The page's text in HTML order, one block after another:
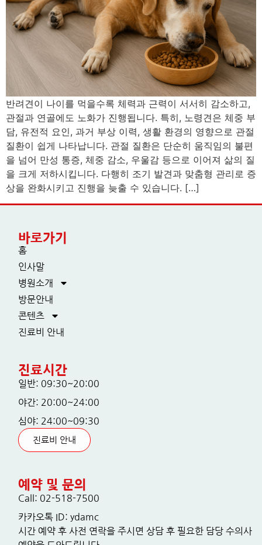
반려견이 나이를 먹을수록 체력과 근력이 서서히 감소하고,
관절과 연골에도 노화가 진행됩니다. 특히, 노령견은 체중 부
담, 유전적 요인, 과거 부상 이력, 생활 환경의 영향으로 관절
질환이 쉽게 나타납니다. 관절 질환은 단순히 움직임의 불편
을 넘어 만성 통증, 체중 감소, 우울감 등으로 이어져 삶의 질
을 크게 저하시킵니다. 다행히 조기 발견과 맞춤형 관리로 증
상을 완화시키고 진행을 늦출 수 있습니다. […]
바로가기
홈
인사말
병원소개
방문안내
콘텐츠
진료비 안내
진료시간
일반: 09:30~20:00
야간: 20:00~24:00
심야: 24:00~09:30
진료비 안내
예약 및 문의
Call: 02-518-7500
카카오톡 ID: ydamc
시간 예약 후 사전 연락을 주시면 상담 후 필요한 담당 수의사